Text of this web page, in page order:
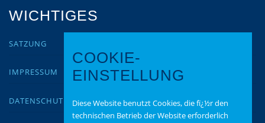
WICHTIGES
SATZUNG
IMPRESSUM
DATENSCHUTZ
COOKIE-
EINSTELLUNG
Diese Website benutzt Cookies, die fï¿½r den
technischen Betrieb der Website erforderlich